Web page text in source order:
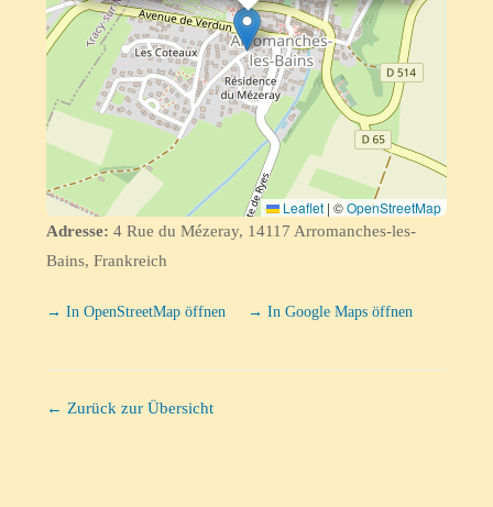
Leaflet | ©OpenStreetMap
Adresse: 4 Rue du Mézeray, 14117 Arromanches-les-
Bains, Frankreich
→ In OpenStreetMap öffnen → In Google Maps öffnen
← Zurück zur Übersicht